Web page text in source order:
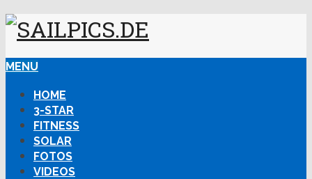
MENU
HOME
3-STAR
FITNESS
SOLAR
FOTOS
VIDEOS